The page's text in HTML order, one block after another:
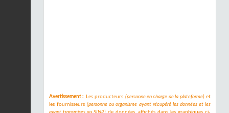
Avertissement : Les producteurs (personne en charge de la plateforme)et
les fournisseurs(personne ou organisme ayant récupéré les données et les
ayant transmises au SINP) de données, affichés dans les graphiques ci-